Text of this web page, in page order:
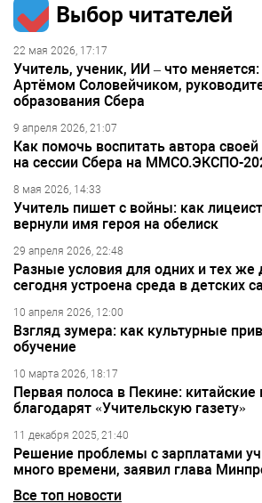
Выбор читателей
22 мая 2026, 17:17
Учитель, ученик, ИИ – что
Артёмом Соловейчиком,
образования Сбера
9 апреля 2026, 21:07
Как помочь воспитать автора
на сессии Сбера на ММСО.ЭКСПО-
8 мая 2026, 14:33
Учитель пишет с войны: как
вернули имя героя на обелиск
29 апреля 2026, 22:48
Разные условия для одних и тех же
сегодня устроена среда в детских
10 апреля 2026, 12:00
Взгляд зумера: как культурные
обучение
10 марта 2026, 18:17
Первая полоса в Пекине: китайские
благодарят «Учительскую газету»
11 декабря 2025, 21:40
Решение проблемы с зарплатами
много времени, заявил глава
Все топ новости